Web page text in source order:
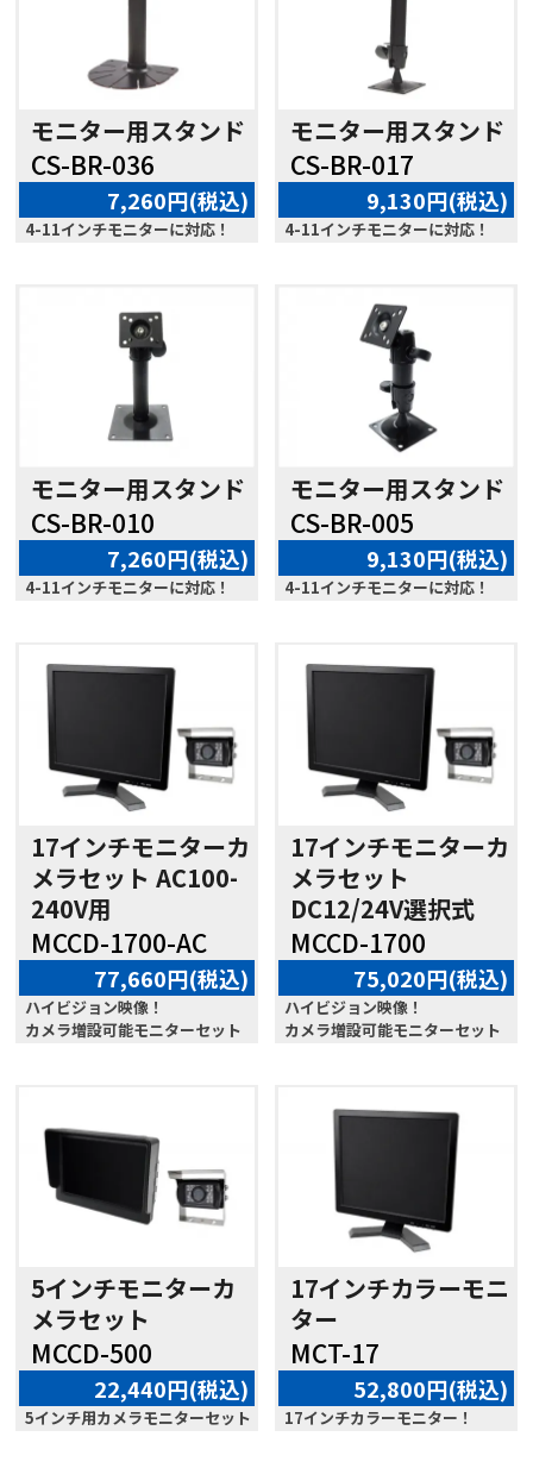
モニター用スタンド
CS-BR-036
7,260円(税込)
4-11インチモニターに対応！
モニター用スタンド
CS-BR-017
9,130円(税込)
4-11インチモニターに対応！
モニター用スタンド
CS-BR-010
7,260円(税込)
4-11インチモニターに対応！
モニター用スタンド
CS-BR-005
9,130円(税込)
4-11インチモニターに対応！
17インチモニターカ
メラセット AC100-
240V用
MCCD-1700-AC
77,660円(税込)
ハイビジョン映像！
カメラ増設可能モニターセット
17インチモニターカ
メラセット
DC12/24V選択式
MCCD-1700
75,020円(税込)
ハイビジョン映像！
カメラ増設可能モニターセット
5インチモニターカ
メラセット
MCCD-500
22,440円(税込)
5インチ用カメラモニターセット
17インチカラーモニ
ター
MCT-17
52,800円(税込)
17インチカラーモニター！